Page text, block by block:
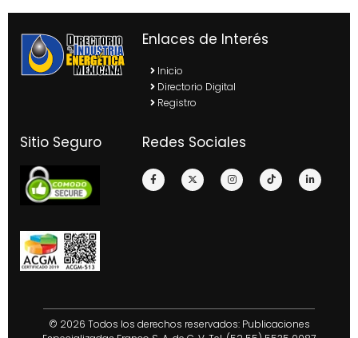
Enlaces de Interés
Inicio
Directorio Digital
Registro
Sitio Seguro Redes Sociales
© 2026 Todos los derechos reservados: Publicaciones